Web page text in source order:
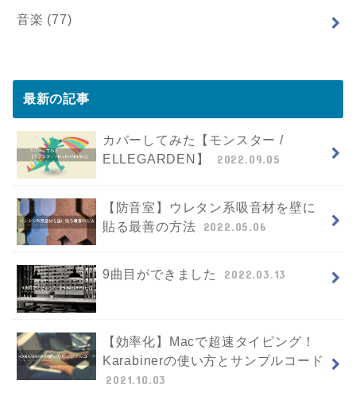
音楽 (77)
最新の記事
カバーしてみた【モンスター /
ELLEGARDEN】
2022.09.05
【防音室】ウレタン系吸音材を壁に
貼る最善の方法
2022.05.06
9曲目ができました 2022.03.13
【効率化】Macで超速タイピング！
Karabinerの使い方とサンプルコード
2021.10.03